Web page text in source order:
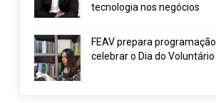
tecnologia nos negócios
FEAV prepara
celebrar o Dia do Voluntário